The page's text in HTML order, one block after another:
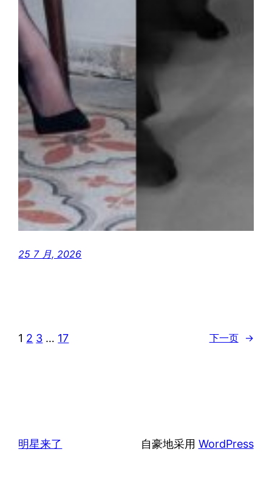
25 7 月, 2026
1 2 3 … 17 下一页 →
明星来了 自豪地采用 WordPress